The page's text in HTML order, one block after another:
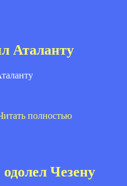
Аталанту
полностью
Чезену